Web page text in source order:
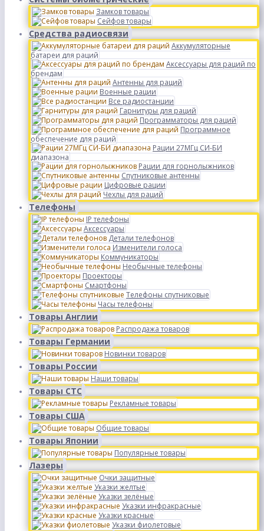
Замков товары
Сейфов товары
Средства радиосвязи
Аккумуляторные
батареи для раций
Аксессуары для раций по
брендам
Антенны для раций
Военные рации
Все радиостанции
Гарнитуры для раций
Программаторы для раций
Программное
обеспечение для раций
Рации 27МГц СИ-БИ
диапазона
Рации для горнолыжников
Спутниковые антенны
Цифровые рации
Чехлы для раций
Телефоны
IP телефоны
Аксессуары
Детали телефонов
Изменители голоса
Коммуникаторы
Необычные телефоны
Проекторы
Смартфоны
Телефоны спутниковые
Часы телефоны
Товары Англии
Распродажа товаров
Товары Германии
Новинки товаров
Товары России
Наши товары
Товары СТС
Рекламные товары
Товары США
Общие товары
Товары Японии
Популярные товары
Лазеры
Очки защитные
Указки желтые
Указки зелёные
Указки инфракрасные
Указки красные
Указки фиолетовые